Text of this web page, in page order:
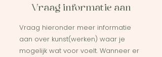
Vraag informatie aan
Vraag hieronder meer informatie
aan over kunst(werken) waar je
mogelijk wat voor voelt. Wanneer er